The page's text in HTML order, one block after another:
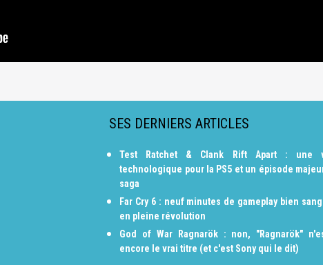
SES DERNIERS ARTICLES
Test Ratchet & Clank Rift Apart : une
technologique pour la PS5 et un épisode
saga
Far Cry 6 : neuf minutes de gameplay bien
en pleine révolution
God of War Ragnarök : non, "Ragnarök"
encore le vrai titre (et c'est Sony qui le dit)